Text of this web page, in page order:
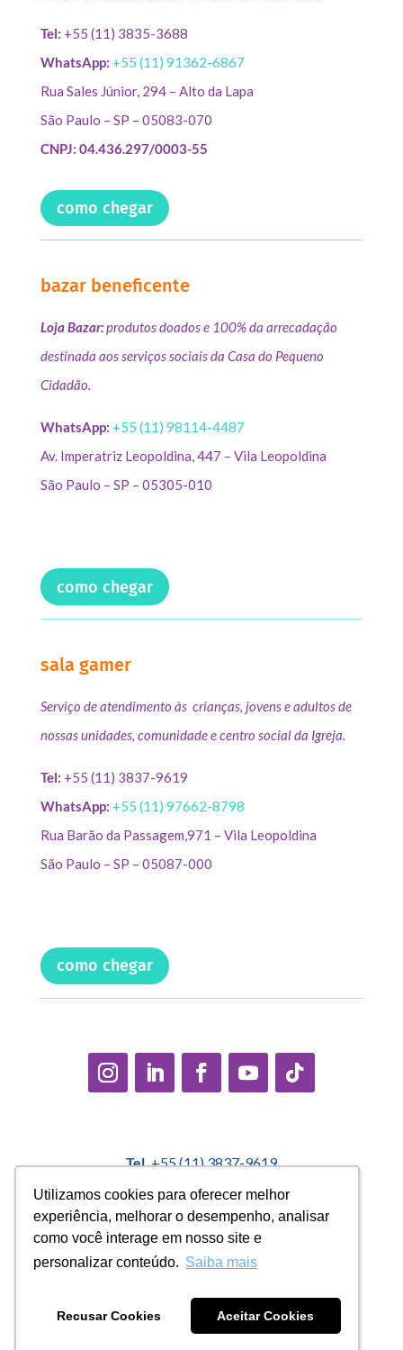
Utilizamos cookies para oferecer melhor
experiência, melhorar o desempenho, analisar
como você interage em nosso site e
personalizar conteúdo. Saiba mais
Recusar Cookies Aceitar Cookies
Utilizamos cookies para oferecer melhor
experiência, melhorar o desempenho, analisar
como você interage em nosso site e
personalizar conteúdo. Saiba mais
Recusar Cookies Aceitar Cookies
Tel: +55 (11) 3835-3688
WhatsApp: +55 (11) 91362-6867
Rua Sales Júnior, 294 – Alto da Lapa
São Paulo – SP – 05083-070
CNPJ: 04.436.297/0003-55
como chegar
bazar beneficente
Loja Bazar:produtos doados e 100% da arrecadação
destinada aos serviços sociais da Casa do Pequeno
Cidadão.
WhatsApp: +55 (11) 98114-4487
Av. Imperatriz Leopoldina, 447 – Vila Leopoldina
São Paulo – SP – 05305-010
como chegar
sala gamer
Serviço de atendimento às crianças, jovens e adultos de
nossas unidades, comunidade e centro social da Igreja.
Tel: +55 (11) 3837-9619
WhatsApp: +55 (11) 97662-8798
Rua Barão da Passagem,971 – Vila Leopoldina
São Paulo – SP – 05087-000
como chegar
Tel.+55 (11) 3837-9619
Política Interna de Proteção de Dados |Encarregado de
Dados: Marcelo Correa |
denuncias@casadopequenocidadao.org.br